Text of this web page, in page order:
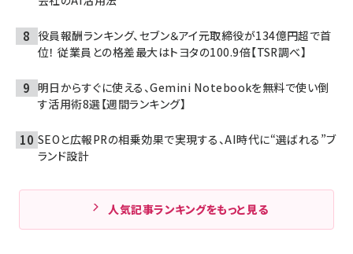
役員報酬ランキング、セブン＆アイ元取締役が134億円超で首
位！ 従業員との格差最大はトヨタの100.9倍【TSR調べ】
明日からすぐに使える、Gemini Notebookを無料で使い倒
す活用術8選【週間ランキング】
SEOと広報PRの相乗効果で実現する、AI時代に“選ばれる”ブ
ランド設計
人気記事ランキングをもっと見る